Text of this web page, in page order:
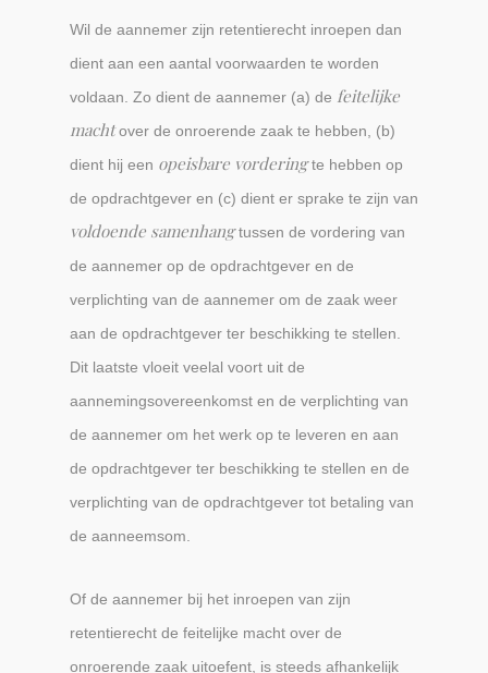
Wil de aannemer zijn retentierecht inroepen dan
dient aan een aantal voorwaarden te worden
voldaan. Zo dient de aannemer (a) de feitelijke
machtover de onroerende zaak te hebben, (b)
dient hij een opeisbare vorderingte hebben op
de opdrachtgever en (c) dient er sprake te zijn van
voldoende samenhangtussen de vordering van
de aannemer op de opdrachtgever en de
verplichting van de aannemer om de zaak weer
aan de opdrachtgever ter beschikking te stellen.
Dit laatste vloeit veelal voort uit de
aannemingsovereenkomst en de verplichting van
de aannemer om het werk op te leveren en aan
de opdrachtgever ter beschikking te stellen en de
verplichting van de opdrachtgever tot betaling van
de aanneemsom.
Of de aannemer bij het inroepen van zijn
retentierecht de feitelijke macht over de
onroerende zaak uitoefent, is steeds afhankelijk